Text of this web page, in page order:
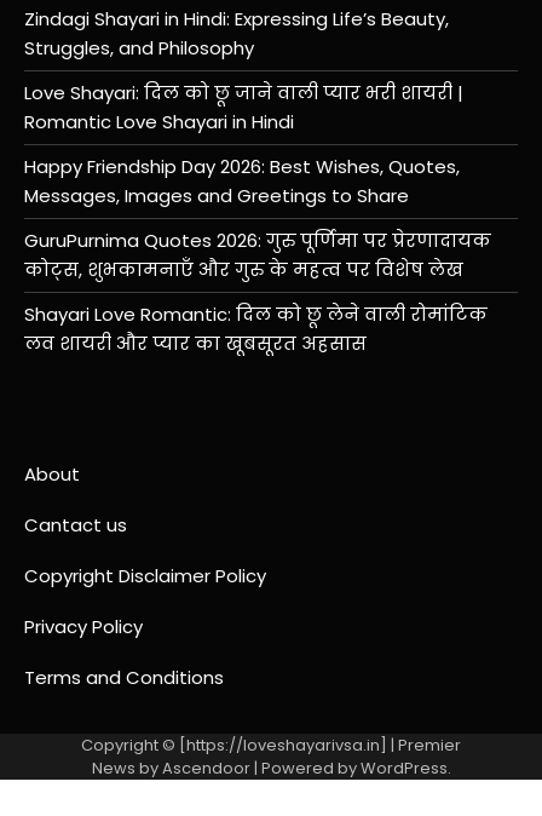
Zindagi Shayari in Hindi: Expressing Life’s Beauty,
Struggles, and Philosophy
Love Shayari: दिल को छू जाने वाली प्यार भरी शायरी |
Romantic Love Shayari in Hindi
Happy Friendship Day 2026: Best Wishes, Quotes,
Messages, Images and Greetings to Share
GuruPurnima Quotes 2026: गुरु पूर्णिमा पर प्रेरणादायक
कोट्स, शुभकामनाएँ और गुरु के महत्व पर विशेष लेख
Shayari Love Romantic: दिल को छू लेने वाली रोमांटिक
लव शायरी और प्यार का खूबसूरत अहसास
About
Cantact us
Copyright Disclaimer Policy
Privacy Policy
Terms and Conditions
Copyright © [https://loveshayarivsa.in] | Premier
News byAscendoor| Powered byWordPress.